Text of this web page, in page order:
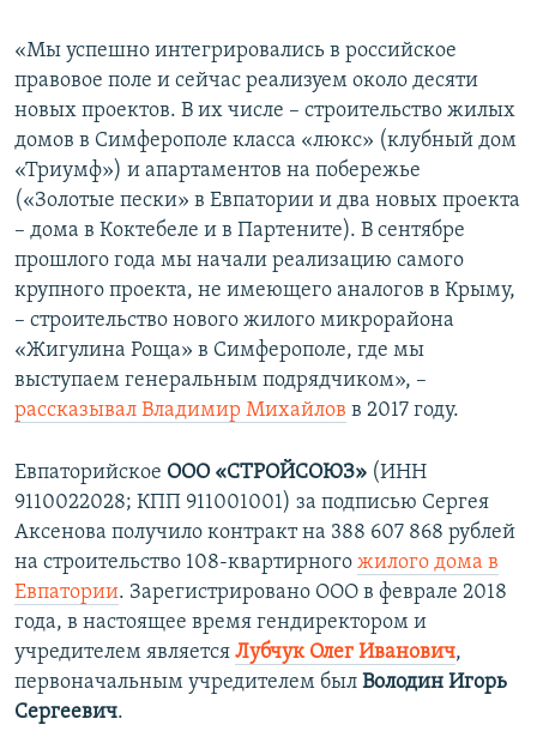
«Мы успешно интегрировались в российское
правовое поле и сейчас реализуем около десяти
новых проектов. В их числе – строительство жилых
домов в Симферополе класса «люкс» (клубный дом
«Триумф») и апартаментов на побережье
(«Золотые пески» в Евпатории и два новых проекта
– дома в Коктебеле и в Партените). В сентябре
прошлого года мы начали реализацию самого
крупного проекта, не имеющего аналогов в Крыму,
– строительство нового жилого микрорайона
«Жигулина Роща» в Симферополе, где мы
выступаем генеральным подрядчиком», –
рассказывал Владимир Михайлов в 2017 году.
Евпаторийское ООО «СТРОЙСОЮЗ» (ИНН
9110022028; КПП 911001001) за подписью Сергея
Аксенова получило контракт на 388 607 868 рублей
на строительство 108-квартирного жилого дома в
Евпатории. Зарегистрировано ООО в феврале 2018
года, в настоящее время гендиректором и
учредителем является Лубчук Олег Иванович,
первоначальным учредителем был Володин Игорь
Сергеевич.